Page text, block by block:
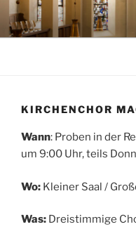
Zum
Inhalt
springen
KIRCHENCHOR
Wann: Proben in der
um 9:00 Uhr, teils
Wo: Kleiner Saal /
Was: Dreistimmige